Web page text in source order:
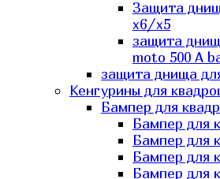
Защита
x6/x5
защита
moto 500 A
защита днища
Кенгурины для
Бампер для
Бампер для
Бампер для
Бампер для
Бампер для